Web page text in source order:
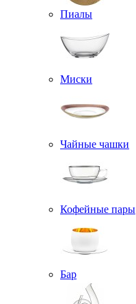
Пиалы
Миски
Чайные чашки
Кофейные пары
Бар